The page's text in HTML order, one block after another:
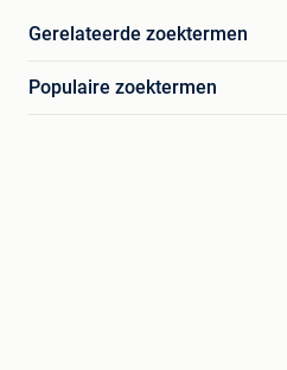
Gerelateerde zoektermen
Populaire zoektermen